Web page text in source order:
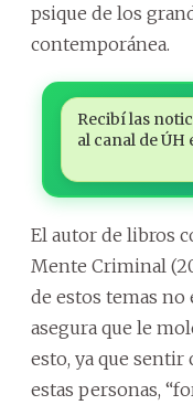
psique de los
contemporánea.
Recibí las
al canal de ÚH
El autor de libros
Mente Criminal
de estos temas no
asegura que le
esto, ya que
estas personas,